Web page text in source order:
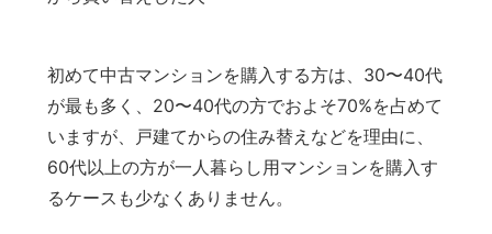
初めて中古マンションを購入する方は、30〜40代
が最も多く、20〜40代の方でおよそ70%を占めて
いますが、戸建てからの住み替えなどを理由に、
60代以上の方が一人暮らし用マンションを購入す
るケースも少なくありません。